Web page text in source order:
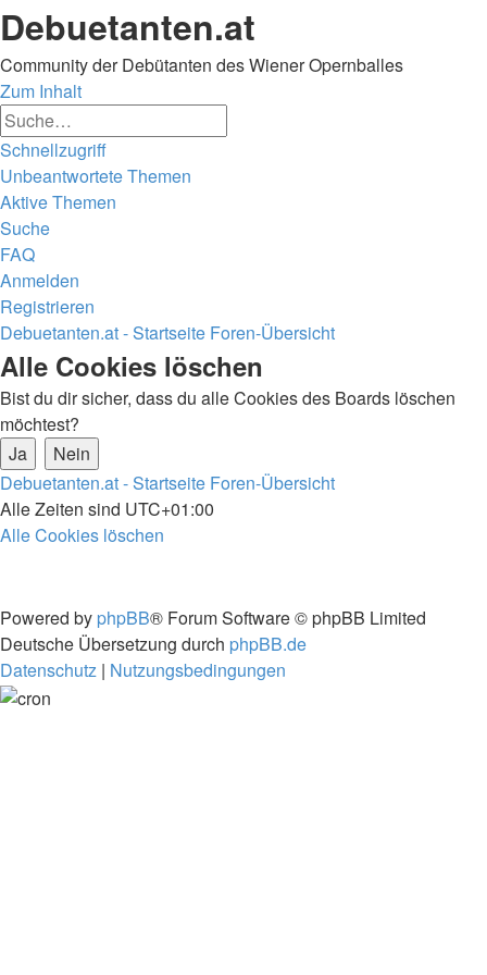
Debuetanten.at
Community der Debütanten des Wiener Opernballes
Zum Inhalt
Schnellzugriff
Unbeantwortete Themen
Aktive Themen
Suche
FAQ
Anmelden
Registrieren
Debuetanten.at - Startseite Foren-Übersicht
Suche
Alle Cookies löschen
Bist du dir sicher, dass du alle Cookies des Boards löschen
möchtest?
Debuetanten.at - Startseite Foren-Übersicht
Alle Zeiten sind UTC+01:00
Alle Cookies löschen
Powered by phpBB® Forum Software © phpBB Limited
Deutsche Übersetzung durch phpBB.de
Datenschutz | Nutzungsbedingungen